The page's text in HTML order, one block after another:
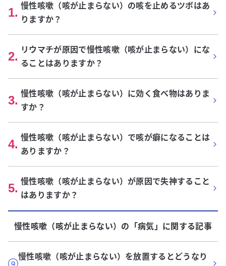
1. 慢性咳嗽（咳が止まらない）の咳を止めるツボはあ
りますか？
2. リウマチが原因で慢性咳嗽（咳が止まらない）にな
ることはありますか？
3. 慢性咳嗽（咳が止まらない）に効く食べ物はありま
すか？
4. 慢性咳嗽（咳が止まらない）で咳が癖になることは
ありますか？
5. 慢性咳嗽（咳が止まらない）が原因で失神すること
はありますか？
慢性咳嗽（咳が止まらない） の「病気 」に関する記事
慢性咳嗽（咳が止まらない）を放置するとどうなり